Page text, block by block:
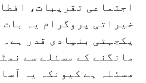
اجتماعی تقریبات،
خیراتی پروگرام یہ بات
یکجہتی بنیادی قدر
مانگنے کے مسئلے سے
مسئلہ ہے کیونکہ یہ